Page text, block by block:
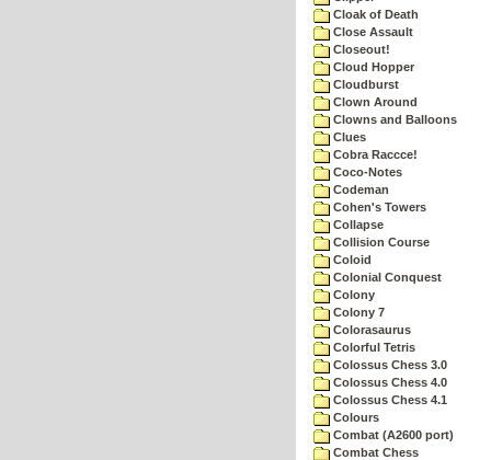
Cloak of Death
Close Assault
Closeout!
Cloud Hopper
Cloudburst
Clown Around
Clowns and Balloons
Clues
Cobra Raccce!
Coco-Notes
Codeman
Cohen's Towers
Collapse
Collision Course
Coloid
Colonial Conquest
Colony
Colony 7
Colorasaurus
Colorful Tetris
Colossus Chess 3.0
Colossus Chess 4.0
Colossus Chess 4.1
Colours
Combat (A2600 port)
Combat Chess